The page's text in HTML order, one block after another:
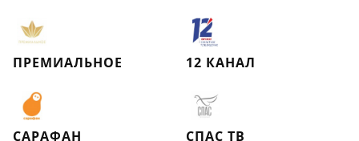
ПРЕМИАЛЬНОЕ 12 КАНАЛ
САРАФАН СПАС ТВ